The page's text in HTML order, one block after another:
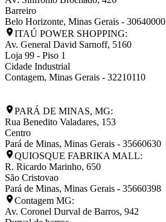
Barreiro
Belo Horizonte, Minas Gerais - 30640000
ITAÚ POWER SHOPPING:
Av. General David Sarnoff, 5160
Loja 99 - Piso 1
Cidade Industrial
Contagem, Minas Gerais - 32210110
PARÁ DE MINAS, MG:
Rua Benedito Valadares, 153
Centro
Pará de Minas, Minas Gerais - 35660630
QUIOSQUE FABRIKA MALL:
R. Ricardo Marinho, 650
São Cristovao
Pará de Minas, Minas Gerais - 35660398
Contagem MG:
Av. Coronel Durval de Barros, 942